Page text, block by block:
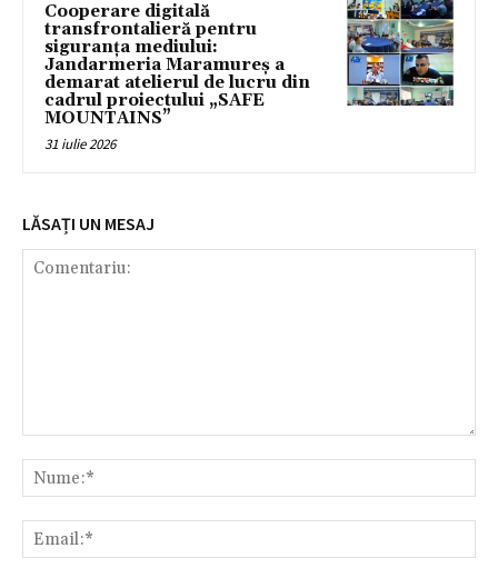
Cooperare digitală
transfrontalieră pentru
siguranța mediului:
Jandarmeria Maramureș a
demarat atelierul de lucru din
cadrul proiectului „SAFE
MOUNTAINS”
31 iulie 2026
LĂSAȚI UN MESAJ